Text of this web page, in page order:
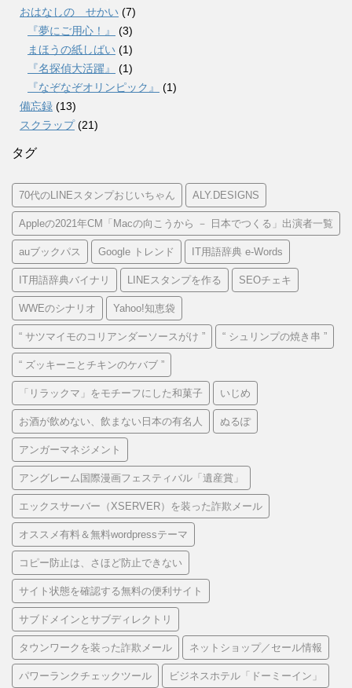
おはなしの せかい (7)
『夢にご用心！』
(3)
まほうの紙しばい (1)
『名探偵大活躍』
(1)
『なぞなぞオリンピック』
(1)
備忘録 (13)
スクラップ(21)
タグ
70代のLINEスタンプおじいちゃん ALY.DESIGNS
Appleの2021年CM「Macの向こうから － 日本でつくる」出演者一覧
auブックパス Google トレンド IT用語辞典 e-Words
IT用語辞典バイナリ LINEスタンプを作る SEOチェキ
WWEのシナリオ Yahoo!知恵袋
“ サツマイモのコリアンダーソースがけ ” “ シュリンプの焼き串 ”
“ ズッキーニとチキンのケバブ ”
「リラックマ」をモチーフにした和菓子 いじめ
お酒が飲めない、飲まない日本の有名人 ぬるぽ
アンガーマネジメント
アングレーム国際漫画フェスティバル「遺産賞」
エックスサーバー（XSERVER）を装った詐欺メール
オススメ有料＆無料wordpressテーマ
コピー防止は、さほど防止できない
サイト状態を確認する無料の便利サイト
サブドメインとサブディレクトリ
タウンワークを装った詐欺メール ネットショップ／セール情報
パワーランクチェックツール ビジネスホテル「ドーミーイン」